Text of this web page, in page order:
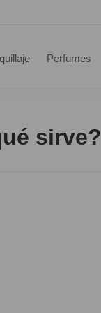
Perfumes
sirve?